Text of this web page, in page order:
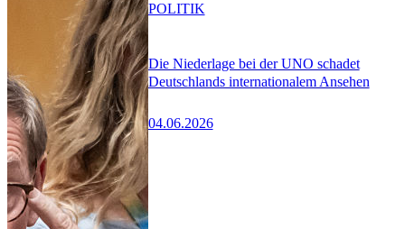
Die Niederlage bei der UNO schadet
Deutschlands internationalem Ansehen
04.06.2026
POLITIK